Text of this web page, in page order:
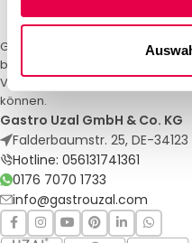
Gastro Uzal – Ihr Spezialist für
bieten maßgeschneiderte
Veranstaltungen. Qualität und
können.
Gastro Uzal GmbH & Co. KG
Falderbaumstr. 25, DE-
Hotline: 056131741361
0176 7070 1733
info@gastrouzal.com